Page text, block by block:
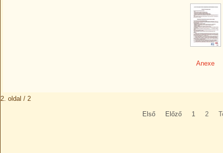
Anexe
2. oldal / 2
Első Előző 1 2